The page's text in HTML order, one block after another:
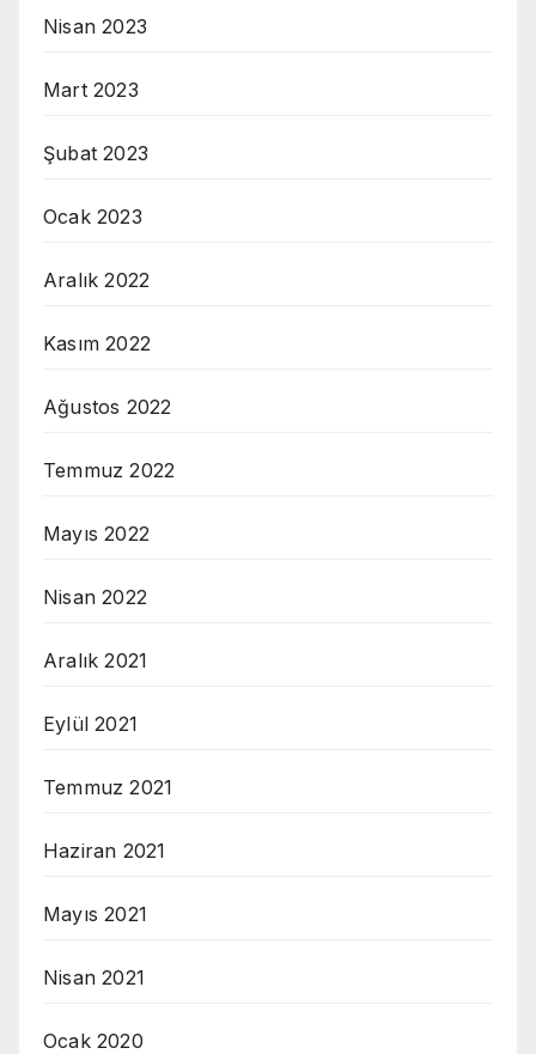
Nisan 2023
Mart 2023
Şubat 2023
Ocak 2023
Aralık 2022
Kasım 2022
Ağustos 2022
Temmuz 2022
Mayıs 2022
Nisan 2022
Aralık 2021
Eylül 2021
Temmuz 2021
Haziran 2021
Mayıs 2021
Nisan 2021
Ocak 2020